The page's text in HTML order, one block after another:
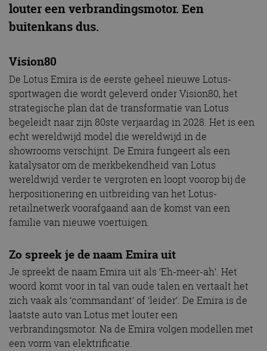
louter een verbrandingsmotor. Een
buitenkans dus.
Vision80
De Lotus Emira is de eerste geheel nieuwe Lotus-
sportwagen die wordt geleverd onder Vision80, het
strategische plan dat de transformatie van Lotus
begeleidt naar zijn 80ste verjaardag in 2028. Het is een
echt wereldwijd model die wereldwijd in de
showrooms verschijnt. De Emira fungeert als een
katalysator om de merkbekendheid van Lotus
wereldwijd verder te vergroten en loopt voorop bij de
herpositionering en uitbreiding van het Lotus-
retailnetwerk voorafgaand aan de komst van een
familie van nieuwe voertuigen.
Zo spreek je de naam Emira uit
Je spreekt de naam Emira uit als ‘Eh-meer-ah’. Het
woord komt voor in tal van oude talen en vertaalt het
zich vaak als ‘commandant’ of ‘leider’. De Emira is de
laatste auto van Lotus met louter een
verbrandingsmotor. Na de Emira volgen modellen met
een vorm van elektrificatie.